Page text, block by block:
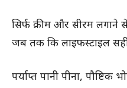
सिर्फ क्रीम और सीरम लगाने
जब तक कि लाइफस्टाइल
पर्याप्त पानी पीना,